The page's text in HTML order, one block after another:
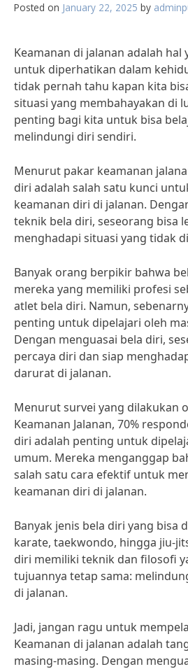
Posted on January 22, 2025 by
Keamanan di jalanan adalah
untuk diperhatikan dalam
tidak pernah tahu kapan kita
situasi yang membahayakan di
penting bagi kita untuk bisa
melindungi diri sendiri.
Menurut pakar keamanan
diri adalah salah satu kunci
keamanan diri di jalanan.
teknik bela diri, seseorang bisa
menghadapi situasi yang tidak
Banyak orang berpikir bahwa
mereka yang memiliki profesi
atlet bela diri. Namun,
penting untuk dipelajari oleh
Dengan menguasai bela diri,
percaya diri dan siap
darurat di jalanan.
Menurut survei yang dilakukan
Keamanan Jalanan, 70%
diri adalah penting untuk
umum. Mereka menganggap
salah satu cara efektif untuk
keamanan diri di jalanan.
Banyak jenis bela diri yang bisa
karate, taekwondo, hingga jiu-
diri memiliki teknik dan filosofi
tujuannya tetap sama:
di jalanan.
Jadi, jangan ragu untuk
Keamanan di jalanan adalah
masing-masing. Dengan